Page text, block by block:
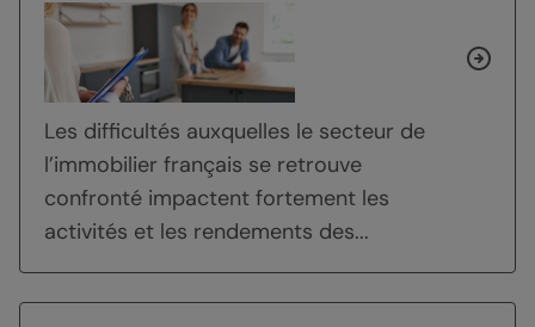
Les difficultés auxquelles le secteur de
l’immobilier français se retrouve
confronté impactent fortement les
activités et les rendements des...